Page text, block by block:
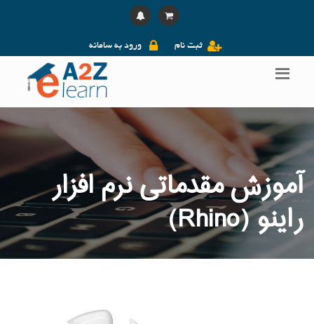
ورود به سامانه ثبت نام
آموزش مقدماتی نرم افزار
راینو (Rhino)